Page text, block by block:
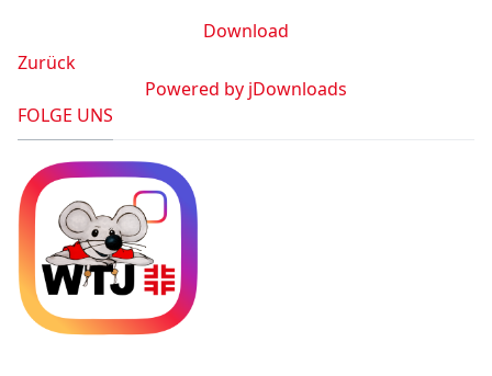
Download
Zurück
Powered by jDownloads
FOLGE UNS